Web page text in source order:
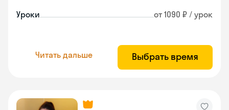
Уроки от 1090 ₽ / урок
Читать дальше Выбрать время